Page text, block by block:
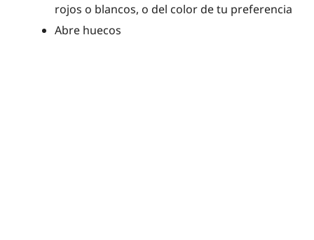
rojos o blancos, o del color de tu preferencia
Abre huecos